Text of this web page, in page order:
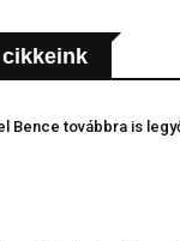
Bence továbbra is